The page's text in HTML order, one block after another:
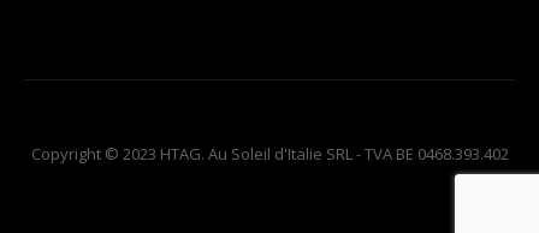
Copyright © 2023 HTAG. Au Soleil d'Italie SRL - TVA BE 0468.393.402